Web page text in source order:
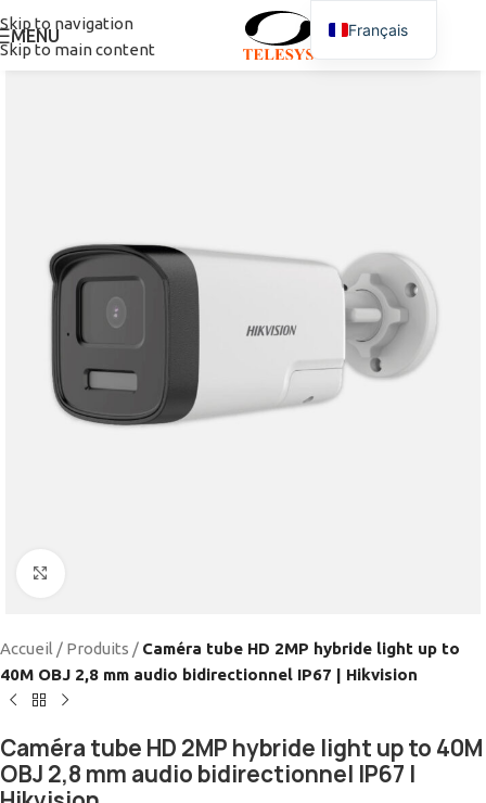
Skip to navigation
Skip to main content
MENU
Accueil / Produits / Caméra tube HD 2MP hybride light up to
40M OBJ 2,8 mm audio bidirectionnel IP67 | Hikvision
Caméra tube HD 2MP hybride light up to 40M
OBJ 2,8 mm audio bidirectionnel IP67 |
Français